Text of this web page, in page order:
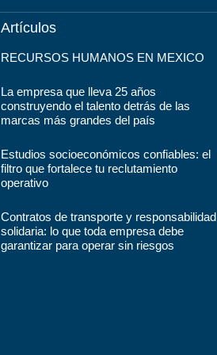
Artículos
RECURSOS HUMANOS EN MEXICO
La empresa que lleva 25 años
construyendo el talento detrás de las
marcas más grandes del país
Estudios socioeconómicos confiables: el
filtro que fortalece tu reclutamiento
operativo
Contratos de transporte y responsabilidad
solidaria: lo que toda empresa debe
garantizar para operar sin riesgos